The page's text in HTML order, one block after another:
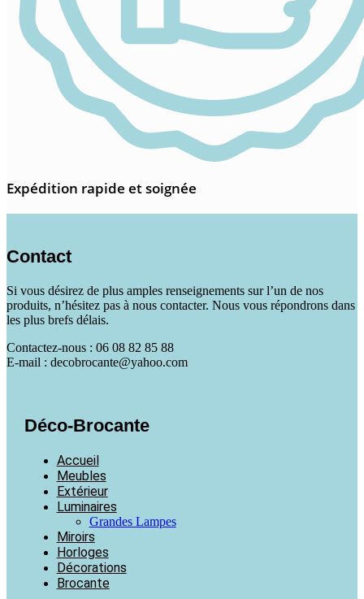
Expédition rapide et soignée
Contact
Si vous désirez de plus amples renseignements sur l’un de nos
produits, n’hésitez pas à nous contacter. Nous vous répondrons dans
les plus brefs délais.
Contactez-nous : 06 08 82 85 88
E-mail : decobrocante@yahoo.com
Déco-Brocante
Accueil
Meubles
Extérieur
Luminaires
Grandes Lampes
Miroirs
Horloges
Décorations
Brocante